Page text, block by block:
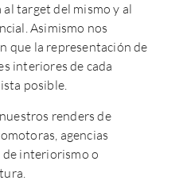
target del mismo y al
Asimismo nos
que la representación de
interiores de cada
posible.
renders de
agencias
interiorismo o